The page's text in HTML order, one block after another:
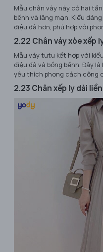
Mẫu chân váy này có hai
bềnh và lãng mạn. Kiểu
điệu đà hơn, phù hợp với
2.22 Chân váy xòe xếp
Mẫu váy tutu kết hợp với
điệu đà và bồng bềnh. Đây
yêu thích phong cách công
2.23 Chân xếp ly dài